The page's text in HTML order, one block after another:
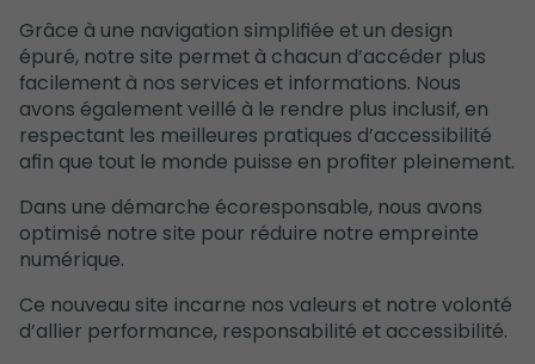
Grâce à une navigation simplifiée et un design
épuré, notre site permet à chacun d’accéder plus
facilement à nos services et informations. Nous
avons également veillé à le rendre plus inclusif, en
respectant les meilleures pratiques d’accessibilité
afin que tout le monde puisse en profiter pleinement.
Dans une démarche écoresponsable, nous avons
optimisé notre site pour réduire notre empreinte
numérique.
Ce nouveau site incarne nos valeurs et notre volonté
d’allier performance, responsabilité et accessibilité.